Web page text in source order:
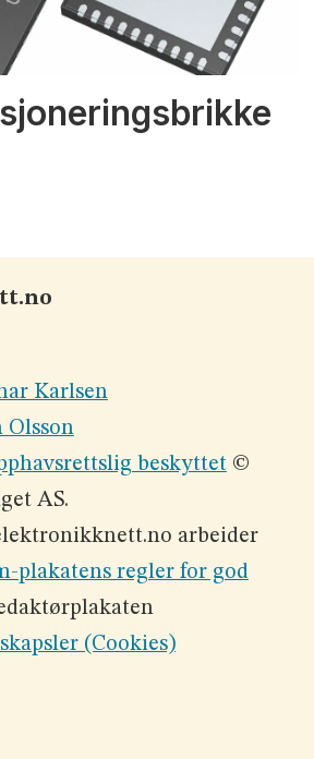
Karlsen
Olsson
beskyttet©
AS.
arbeider
plakatens regler for god
(Cookies)